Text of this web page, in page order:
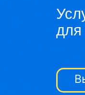
для